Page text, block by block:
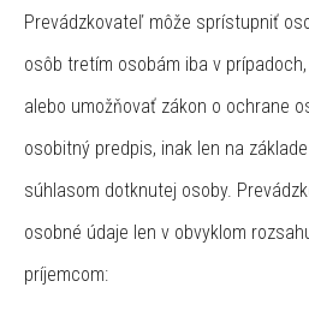
Prevádzkovateľ môže sprístupniť
osôb tretím osobám iba v
alebo umožňovať zákon o ochrane
osobitný predpis, inak len na
súhlasom dotknutej osoby.
osobné údaje len v obvyklom
príjemcom: